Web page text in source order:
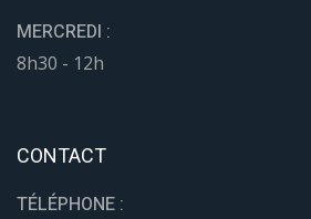
MERCREDI :
8h30 - 12h
CONTACT
TÉLÉPHONE :